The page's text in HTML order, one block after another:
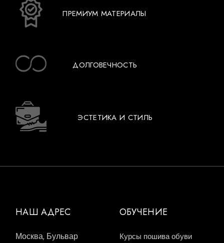
ПРЕМИУМ МАТЕРИАЛЫ
ДОЛГОВЕЧНОСТЬ
ЭСТЕТИКА И СТИЛЬ
НАШ АДРЕС
Москва, Бульвар
ОБУЧЕНИЕ
Курсы пошива обуви